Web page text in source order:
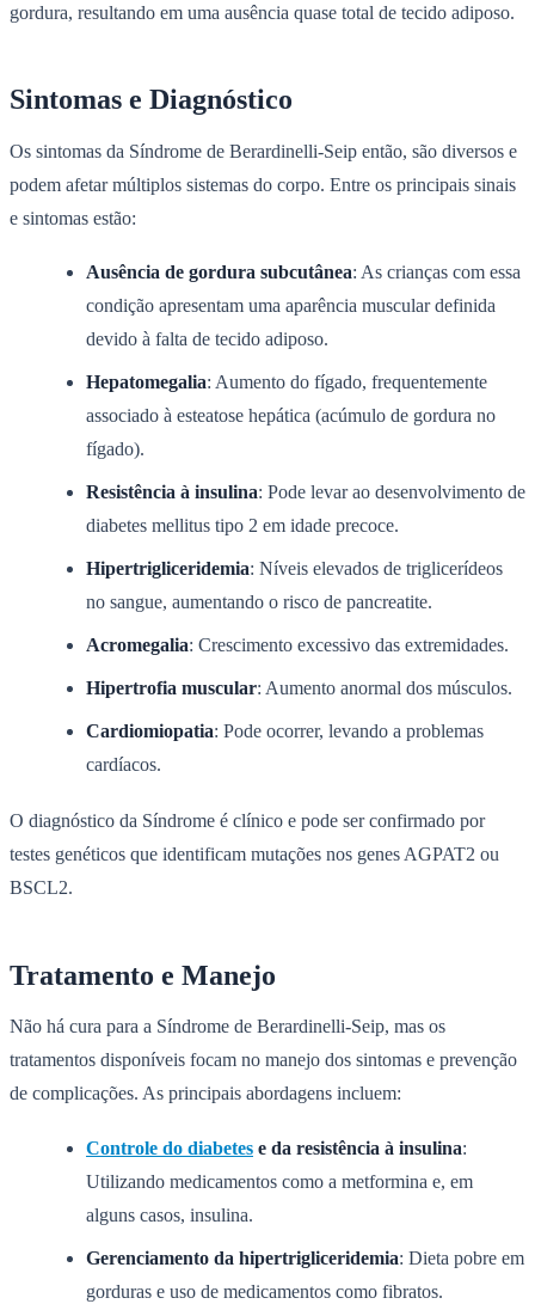
gordura, resultando em uma ausência quase total de tecido adiposo.
Sintomas e Diagnóstico
Os sintomas da Síndrome de Berardinelli-Seip então, são diversos e
podem afetar múltiplos sistemas do corpo. Entre os principais sinais
e sintomas estão:
Ausência de gordura subcutânea: As crianças com essa
condição apresentam uma aparência muscular definida
devido à falta de tecido adiposo.
Hepatomegalia: Aumento do fígado, frequentemente
associado à esteatose hepática (acúmulo de gordura no
fígado).
Resistência à insulina: Pode levar ao desenvolvimento de
diabetes mellitus tipo 2 em idade precoce.
Hipertrigliceridemia: Níveis elevados de triglicerídeos
no sangue, aumentando o risco de pancreatite.
Acromegalia: Crescimento excessivo das extremidades.
Hipertrofia muscular: Aumento anormal dos músculos.
Cardiomiopatia: Pode ocorrer, levando a problemas
cardíacos.
O diagnóstico da Síndrome é clínico e pode ser confirmado por
testes genéticos que identificam mutações nos genes AGPAT2 ou
BSCL2.
Tratamento e Manejo
Não há cura para a Síndrome de Berardinelli-Seip, mas os
tratamentos disponíveis focam no manejo dos sintomas e prevenção
de complicações. As principais abordagens incluem:
Controle do diabetes e da resistência à insulina:
Utilizando medicamentos como a metformina e, em
alguns casos, insulina.
Gerenciamento da hipertrigliceridemia: Dieta pobre em
gorduras e uso de medicamentos como fibratos.